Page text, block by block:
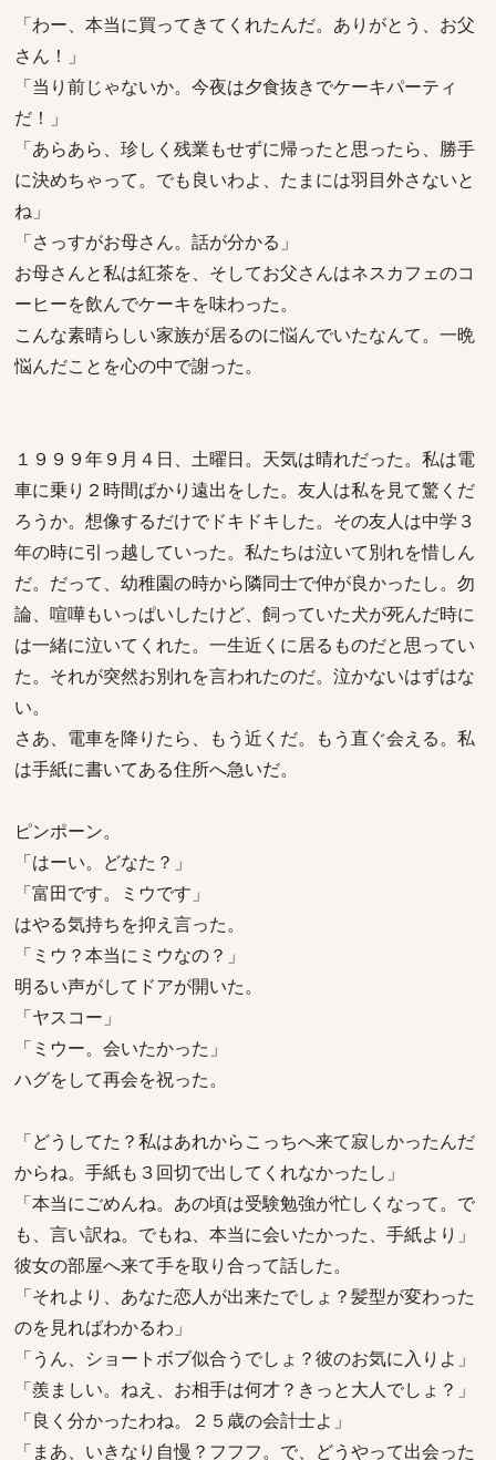
「わー、本当に買ってきてくれたんだ。ありがとう、お父
さん！」
「当り前じゃないか。今夜は夕食抜きでケーキパーティ
だ！」
「あらあら、珍しく残業もせずに帰ったと思ったら、勝手
に決めちゃって。でも良いわよ、たまには羽目外さないと
ね」
「さっすがお母さん。話が分かる」
お母さんと私は紅茶を、そしてお父さんはネスカフェのコ
ーヒーを飲んでケーキを味わった。
こんな素晴らしい家族が居るのに悩んでいたなんて。一晩
悩んだことを心の中で謝った。
１９９９年９月４日、土曜日。天気は晴れだった。私は電
車に乗り２時間ばかり遠出をした。友人は私を見て驚くだ
ろうか。想像するだけでドキドキした。その友人は中学３
年の時に引っ越していった。私たちは泣いて別れを惜しん
だ。だって、幼稚園の時から隣同士で仲が良かったし。勿
論、喧嘩もいっぱいしたけど、飼っていた犬が死んだ時に
は一緒に泣いてくれた。一生近くに居るものだと思ってい
た。それが突然お別れを言われたのだ。泣かないはずはな
い。
さあ、電車を降りたら、もう近くだ。もう直ぐ会える。私
は手紙に書いてある住所へ急いだ。
ピンポーン。
「はーい。どなた？」
「富田です。ミウです」
はやる気持ちを抑え言った。
「ミウ？本当にミウなの？」
明るい声がしてドアが開いた。
「ヤスコー」
「ミウー。会いたかった」
ハグをして再会を祝った。
「どうしてた？私はあれからこっちへ来て寂しかったんだ
からね。手紙も３回切で出してくれなかったし」
「本当にごめんね。あの頃は受験勉強が忙しくなって。で
も、言い訳ね。でもね、本当に会いたかった、手紙より」
彼女の部屋へ来て手を取り合って話した。
「それより、あなた恋人が出来たでしょ？髪型が変わった
のを見ればわかるわ」
「うん、ショートボブ似合うでしょ？彼のお気に入りよ」
「羨ましい。ねえ、お相手は何才？きっと大人でしょ？」
「良く分かったわね。２５歳の会計士よ」
「まあ、いきなり自慢？フフフ。で、どうやって出会った